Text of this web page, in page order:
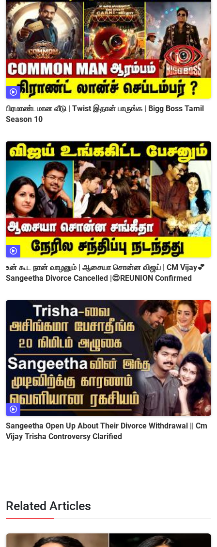
பிரமாண்டமான வீடு | Twist இதான் பாருங்க | Bigg Boss Tamil
Season 10
உன் கூட நான் வாழனும் | ஆசையா சொன்ன விஜய் | CM Vijay💕
Sangeetha Divorce Cancelled |😍REUNION Confirmed
Sangeetha Open Up About Their Divorce Withdrawal || Cm
Vijay Trisha Controversy Clarified
Related Articles